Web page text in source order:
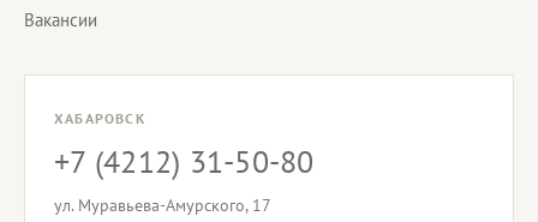
Вакансии
ХАБАРОВСК
+7 (4212) 31-50-80
ул. Муравьева-Амурского, 17